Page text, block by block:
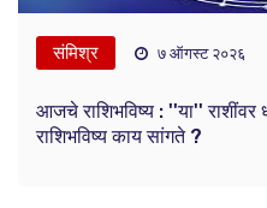
संमिश्र ७ ऑगस्ट २०२६
आजचे राशिभविष्य : ''या'' राशींवर
राशिभविष्य काय सांगते ?